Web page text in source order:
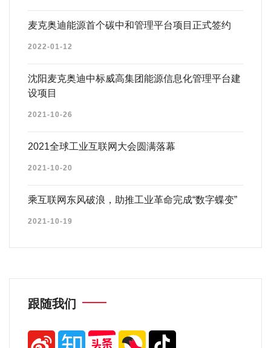
麦克奥迪能源首个碳中和管理平台项目正式签约
2022-01-12
沈阳麦克奥迪中标威高集团能源信息化管理平台建
设项目
2021-10-26
2021全球工业互联网大会圆满落幕
2021-10-20
乘互联网东风破浪，助推工业革命完成“数字蝶变”
2021-10-19
跟随我们